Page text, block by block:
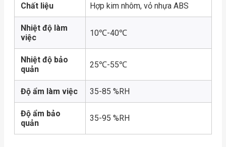
Chất liệu Hợp kim nhôm, vỏ nhựa ABS
Nhiệt độ làm
việc
10℃-40℃
Nhiệt độ bảo
quản
25℃-55℃
Độ ẩm làm việc 35-85 %RH
Độ ẩm bảo
quản
35-95 %RH